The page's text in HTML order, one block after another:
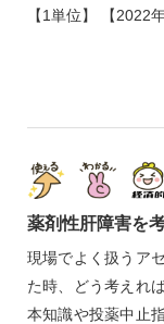
【1単位】 【2022
薬剤性肝障害を
現場でよく扱うア
た時、どう考えれ
本知識や投薬中止